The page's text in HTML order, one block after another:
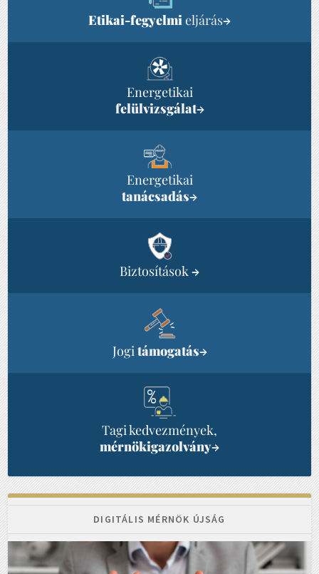
Etikai-fegyelmi eljárás→
Energetikai
felülvizsgálat→
Energetikai
tanácsadás→
Biztosítások→
Jogi támogatás→
Tagi kedvezmények,
mérnökigazolvány→
DIGITÁLIS MÉRNÖK ÚJSÁG